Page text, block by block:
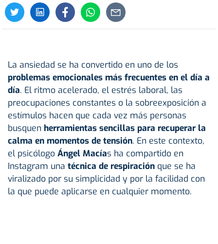
La ansiedad se ha convertido en uno de los
problemas emocionales más frecuentes en el día a
día. El ritmo acelerado, el estrés laboral, las
preocupaciones constantes o la sobreexposición a
estímulos hacen que cada vez más personas
busquen herramientas sencillas para recuperar la
calma en momentos de tensión. En este contexto,
el psicólogo Ángel Macías ha compartido en
Instagram una técnica de respiración que se ha
viralizado por su simplicidad y por la facilidad con
la que puede aplicarse en cualquier momento.